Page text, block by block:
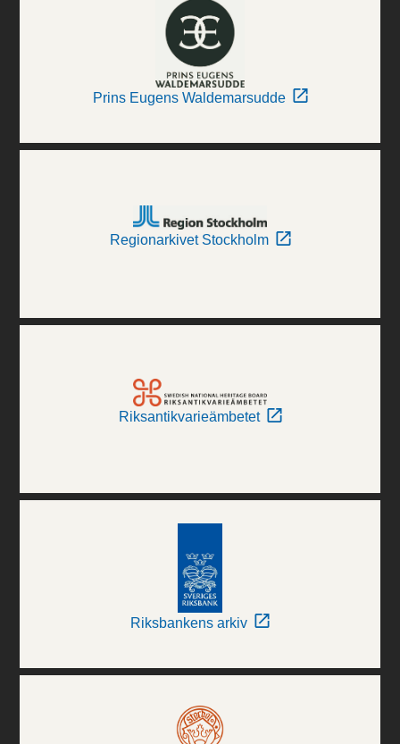
Prins Eugens Waldemarsudde
Regionarkivet Stockholm
Riksantikvarieämbetet
Riksbankens arkiv